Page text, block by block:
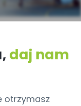
daj nam
otrzymasz